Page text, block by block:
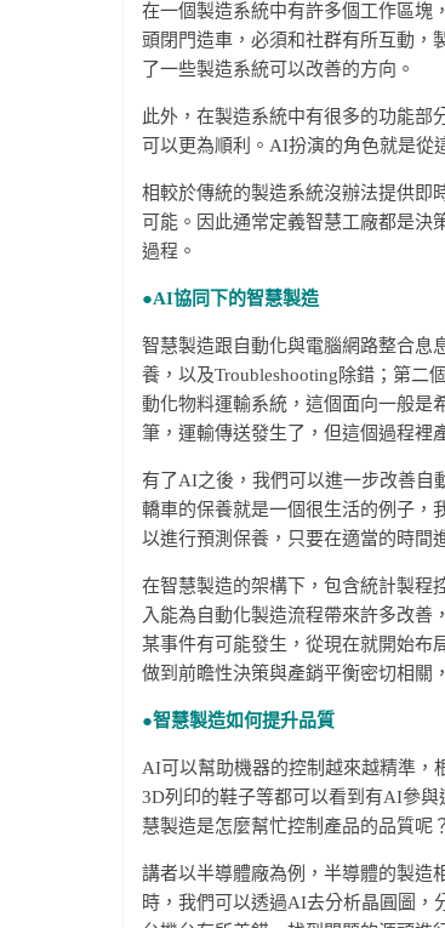
在一個製造系統中有許多個工作區塊
頭閉門造車，必須和社群有所互動，
了一些製造系統可以改善的方向。
此外，在製造系統中有很多的功能部
可以更為順利。AI扮演的角色就是從
相較於傳統的製造系統沒辦法提供即
可能。因此通常定義智慧工廠都是決
過程。
●AI協同下的智慧製造
智慧製造跟自動化與電腦網路整合息
養，以及Troubleshooting除錯；第二
動化物料運輸系統，這個面向一般是
筆，運輸傳送發生了，但這個過程裡
有了AI之後，我們可以進一步改善自
轎車的保養就是一個很生活的例子，
以進行預測保養，只要在適當的時間
在智慧製造的架構下，包含統計製程
入能為自動化製造流程帶來許多改
某事件有可能發生，從現在就開始
做到前瞻性決策與產銷平衡密切相關
●智慧製造如何提升品質
AI可以幫助機器的控制越來越精準，
3D列印的鞋子等都可以看到有AI參
慧製造是怎麼幫忙控制產品的品質呢？
講者以半導體廠為例，半導體的製造
時，我們可以透過AI去分析晶圓圖，